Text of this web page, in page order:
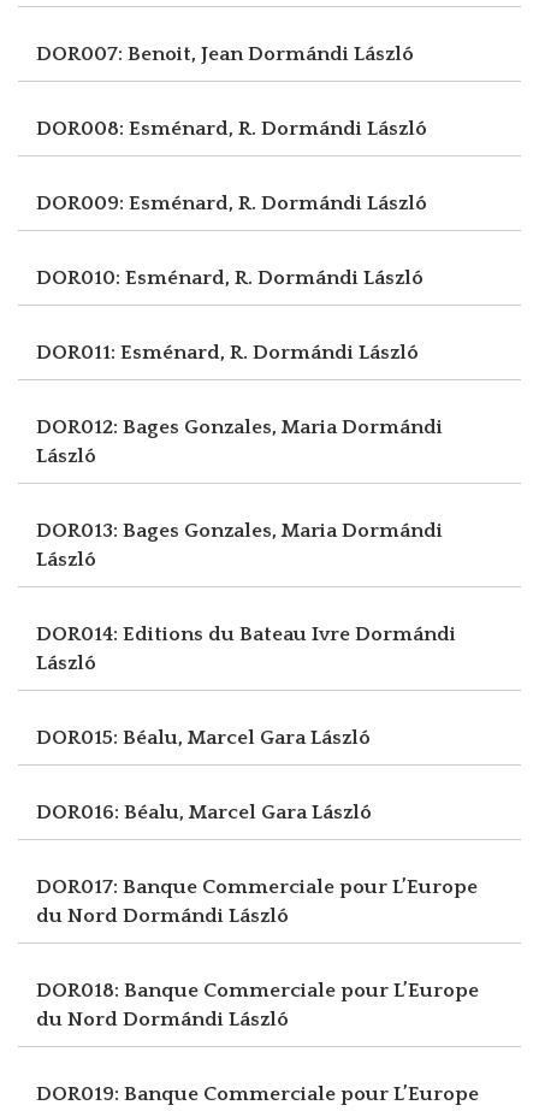
DOR007: Benoit, JeanDormándi László
DOR008: Esménard, R. Dormándi László
DOR009: Esménard, R. Dormándi László
DOR010: Esménard, R. Dormándi László
DOR011: Esménard, R. Dormándi László
DOR012: Bages Gonzales, MariaDormándi
László
DOR013: Bages Gonzales, MariaDormándi
László
DOR014: Editions du Bateau Ivre Dormándi
László
DOR015: Béalu, Marcel Gara László
DOR016: Béalu, Marcel Gara László
DOR017: Banque Commerciale pour L’Europe
du Nord Dormándi László
DOR018: Banque Commerciale pour L’Europe
du Nord Dormándi László
DOR019: Banque Commerciale pour L’Europe